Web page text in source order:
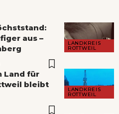
LANDKREIS
ROTTWEIL
aus –
LANDKREIS
ROTTWEIL
Land für
bleibt